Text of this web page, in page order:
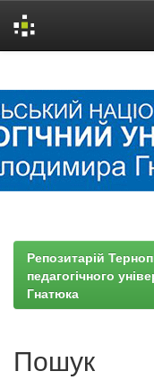
Репозитарій
педагогічного
Гнатюка
Пошук